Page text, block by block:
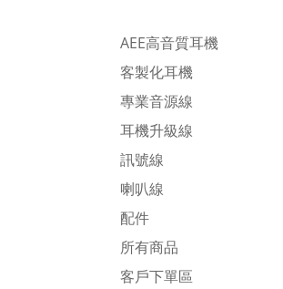
AEE高音質耳機
客製化耳機
專業音源線
耳機升級線
訊號線
喇叭線
配件
所有商品
客戶下單區